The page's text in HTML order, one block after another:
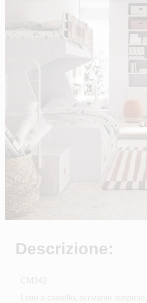
Descrizione:
CM342
Letto a castello, scrivanie